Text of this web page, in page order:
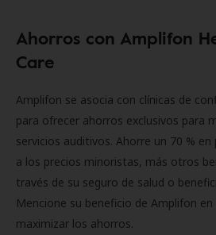
Ahorros con Amplifon
Care
Amplifon se asocia con clínicas de
para ofrecer ahorros exclusivos para
servicios auditivos. Ahorre un 70 %
a los precios minoristas, más otros
través de su seguro de salud o
Mencione su beneficio de Amplifon
maximizar los ahorros.